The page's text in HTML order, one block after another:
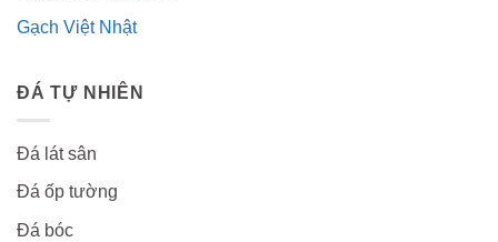
Gạch Việt Nhật
ĐÁ TỰ NHIÊN
Đá lát sân
Đá ốp tường
Đá bóc